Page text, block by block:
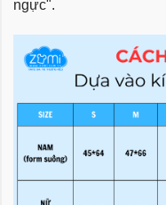
ngực".